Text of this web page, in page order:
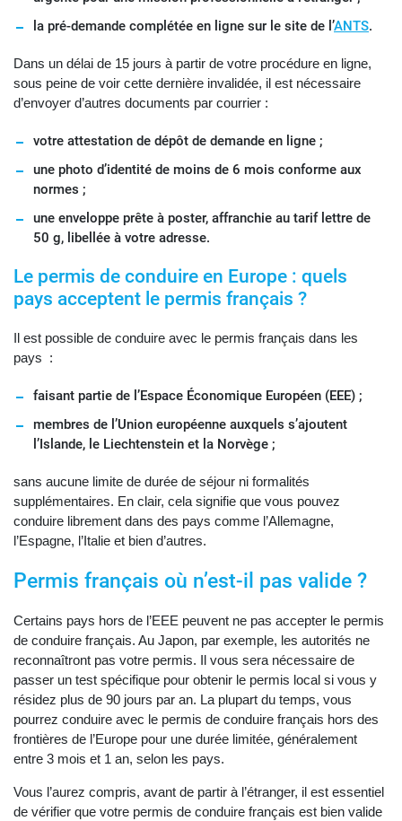
la pré-demande complétée en ligne sur le site de l’ANTS.
Dans un délai de 15 jours à partir de votre procédure en ligne,
sous peine de voir cette dernière invalidée, il est nécessaire
d’envoyer d’autres documents par courrier :
votre attestation de dépôt de demande en ligne ;
une photo d’identité de moins de 6 mois conforme aux
normes ;
une enveloppe prête à poster, affranchie au tarif lettre de
50 g, libellée à votre adresse.
Le permis de conduire en Europe : quels
pays acceptent le permis français ?
Il est possible de conduire avec le permis français dans les
pays :
faisant partie de l’Espace Économique Européen (EEE) ;
membres de l’Union européenne auxquels s’ajoutent
l’Islande, le Liechtenstein et la Norvège ;
sans aucune limite de durée de séjour ni formalités
supplémentaires. En clair, cela signifie que vous pouvez
conduire librement dans des pays comme l’Allemagne,
l’Espagne, l’Italie et bien d’autres.
Permis français où n’est-il pas valide ?
Certains pays hors de l’EEE peuvent ne pas accepter le permis
de conduire français. Au Japon, par exemple, les autorités ne
reconnaîtront pas votre permis. Il vous sera nécessaire de
passer un test spécifique pour obtenir le permis local si vous y
résidez plus de 90 jours par an. La plupart du temps, vous
pourrez conduire avec le permis de conduire français hors des
frontières de l’Europe pour une durée limitée, généralement
entre 3 mois et 1 an, selon les pays.
Vous l’aurez compris, avant de partir à l’étranger, il est essentiel
de vérifier que votre permis de conduire français est bien valide